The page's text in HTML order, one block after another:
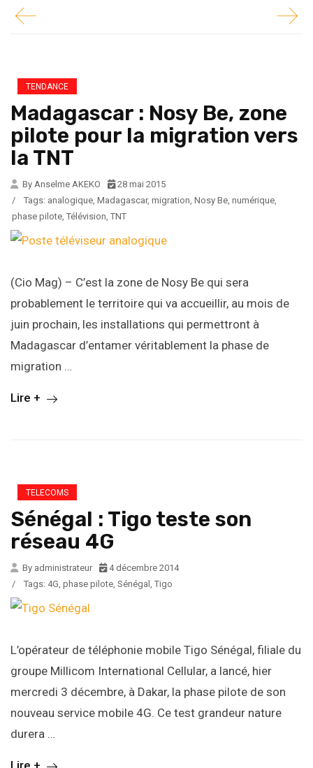
TENDANCE
Madagascar : Nosy Be, zone
pilote pour la migration vers
la TNT
By Anselme AKEKO
28 mai 2015
/
Tags: analogique, Madagascar, migration, Nosy Be, numérique,
phase pilote, Télévision, TNT
(Cio Mag) – C’est la zone de Nosy Be qui sera
probablement le territoire qui va accueillir, au mois de
juin prochain, les installations qui permettront à
Madagascar d’entamer véritablement la phase de
migration …
Lire +
TELECOMS
Sénégal : Tigo teste son
réseau 4G
By administrateur
4 décembre 2014
/
Tags: 4G, phase pilote, Sénégal , Tigo
L’opérateur de téléphonie mobile Tigo Sénégal, filiale du
groupe Millicom International Cellular, a lancé, hier
mercredi 3 décembre, à Dakar, la phase pilote de son
nouveau service mobile 4G. Ce test grandeur nature
durera …